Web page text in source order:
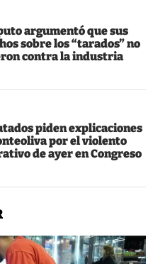
argumentó que sus
sobre los “tarados” no
contra la industria
piden explicaciones
por el violento
de ayer en Congreso